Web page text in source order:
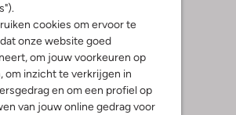
cookies om ervoor te
onze website goed
om jouw voorkeuren op
om inzicht te verkrijgen in
en om een profiel op
van jouw online gedrag voor